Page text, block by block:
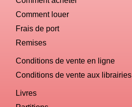
Comment louer
Frais de port
Remises
Conditions de vente en ligne
Conditions de vente aux librairies
Livres